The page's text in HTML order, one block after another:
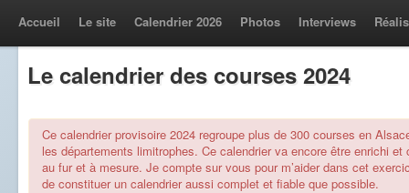
Accueil Le site Calendrier 2026 Photos Interviews
Le calendrier des courses 2024
Ce calendrier provisoire 2024 regroupe plus de 300 courses en
les départements limitrophes. Ce calendrier va encore être enrichi et
au fur et à mesure. Je compte sur vous pour m’aider dans cet
de constituer un calendrier aussi complet et fiable que possible.